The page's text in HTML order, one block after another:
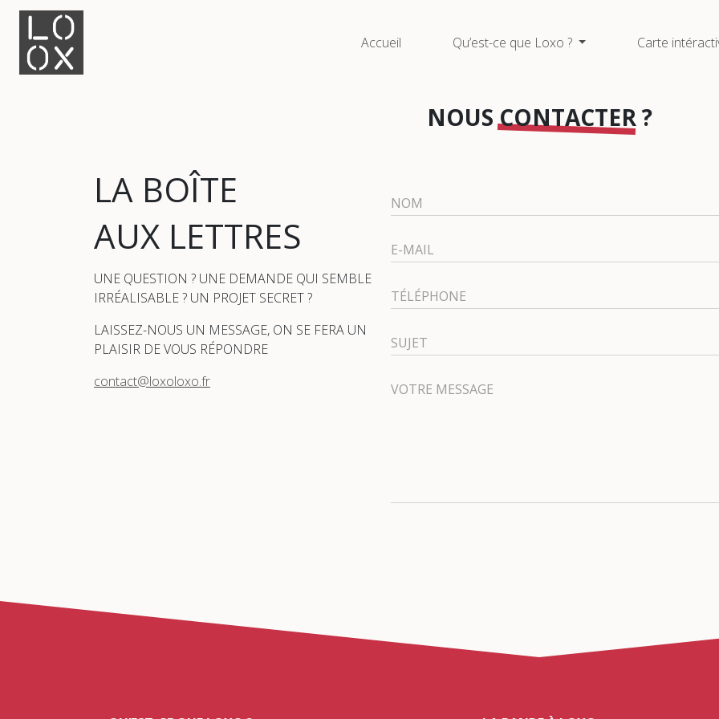
Accueil Qu’est-ce que Loxo ? Carte
NOUSCONTACTER?
LA BOÎTE
AUX LETTRES
UNE QUESTION ? UNE DEMANDE QUI SEMBLE
IRRÉALISABLE ? UN PROJET SECRET ?
LAISSEZ-NOUS UN MESSAGE, ON SE FERA UN
PLAISIR DE VOUS RÉPONDRE
contact@loxoloxo.fr
NOM
E-MAIL
TÉLÉPHONE
SUJET
VOTRE MESSAGE